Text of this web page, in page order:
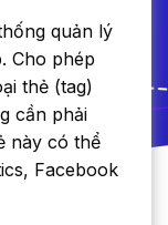
quản lý
Cho phép
thẻ (tag)
cần phải
này có thể
Facebook